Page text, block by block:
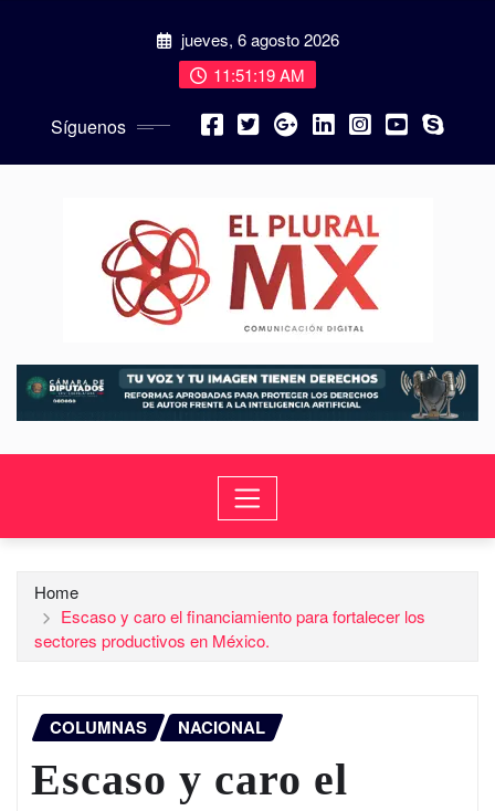
jueves, 6 agosto 2026
11:51:20 AM
Síguenos
Home
Escaso y caro el financiamiento para fortalecer los
sectores productivos en México.
COLUMNAS NACIONAL
Escaso y caro el